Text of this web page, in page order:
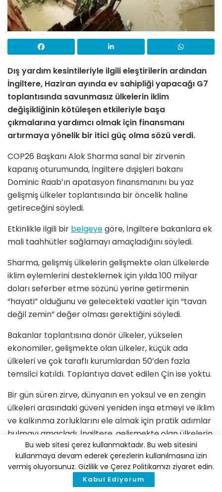
Dış yardım kesintileriyle ilgili eleştirilerin ardından
İngiltere, Haziran ayında ev sahipliği yapacağı G7
toplantısında savunmasız ülkelerin iklim
değişikliğinin kötüleşen etkileriyle başa
çıkmalarına yardımcı olmak için finansmanı
artırmaya yönelik bir itici güç olma sözü verdi.
COP26 Başkanı Alok Sharma sanal bir zirvenin
kapanış oturumunda, İngiltere dışişleri bakanı
Dominic Raab’ın apatasyon finansmanını bu yaz
gelişmiş ülkeler toplantısında bir öncelik haline
getireceğini söyledi.
Etkinlikle ilgili bir belgeyegöre, İngiltere bakanlara ek
mali taahhütler sağlamayı amaçladığını söyledi.
Sharma, gelişmiş ülkelerin gelişmekte olan ülkelerde
iklim eylemlerini desteklemek için yılda 100 milyar
doları seferber etme sözünü yerine getirmenin
“hayati” olduğunu ve gelecekteki vaatler için “tavan
değil zemin” değer olması gerektiğini söyledi.
Bakanlar toplantısına donör ülkeler, yükselen
ekonomiler, gelişmekte olan ülkeler, küçük ada
ülkeleri ve çok taraflı kurumlardan 50’den fazla
temsilci katıldı. Toplantıya davet edilen Çin ise yoktu.
Bir gün süren zirve, dünyanın en yoksul ve en zengin
ülkeleri arasındaki güveni yeniden inşa etmeyi ve iklim
ve kalkınma zorluklarını ele almak için pratik adımlar
bulmayı amaçladı. İngiltere, gelişmekte olan ülkelerin
COP26’dan önce “uluslararası gündemi
belirlemelerine” olanak sağlayacağını söyledi.
Toplantı sırasında iklime karşı savunmasız ülkeler
Bu web sitesi çerez kullanmaktadır. Bu web sitesini
kullanmaya devam ederek çerezlerin kullanılmasına izin
vermiş oluyorsunuz. Gizlilik ve Çerez Politikamızı ziyaret edin.
Kabul Ediyorum